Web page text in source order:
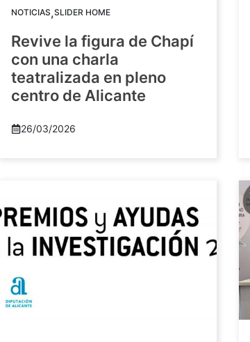
NOTICIAS,SLIDER HOME
Revive la figura de Chapí
con una charla
teatralizada en pleno
centro de Alicante
26/03/2026